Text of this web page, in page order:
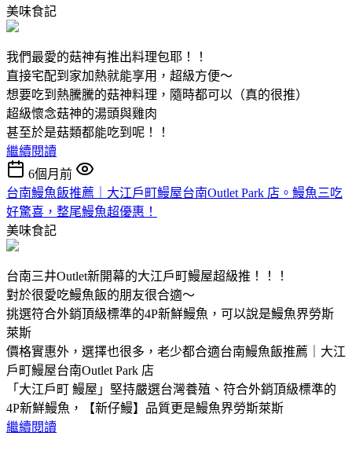
美味食記
我們最愛的菇神有推出料理包耶！！
直接宅配到家加熱就能享用，超級方便～
想要吃到熱騰騰的菇神料理，隨時都可以（真的很推）
超級懷念菇神的湯頭與雞肉
甚至於是菇類都能吃到呢！！
繼續閱讀
6個月前
台南鰻魚飯推薦｜大江戶町鰻屋台南Outlet Park 店。鰻魚三吃
好驚喜，整尾鰻魚超優惠！
美味食記
台南三井Outlet新開幕的大江戶町鰻屋超級推！！！
對於很愛吃鰻魚飯的朋友很合適～
挑選符合外銷頂級標準的4P新鮮鰻魚，可以說是鰻魚界勞斯
萊斯
價格實惠外，選擇也很多，老少都合適台南鰻魚飯推薦｜大江
戶町鰻屋台南Outlet Park 店
「大江戶町 鰻屋」堅持嚴選台灣養殖、符合外銷頂級標準的
4P新鮮鰻魚，【新仔鰻】品質更是鰻魚界勞斯萊斯
繼續閱讀